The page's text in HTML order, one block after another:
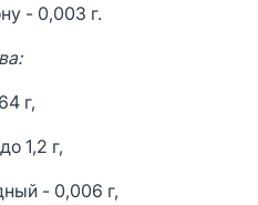
- 0,003 г.
г,
1,2 г,
- 0,006 г,